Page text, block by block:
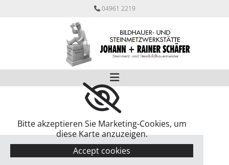
04961 2219
Bitte akzeptieren Sie Marketing-Cookies, um
diese Karte anzuzeigen.
Accept cookies